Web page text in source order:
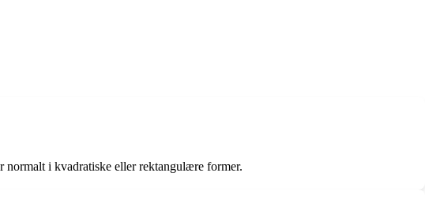
i kvadratiske eller rektangulære former.